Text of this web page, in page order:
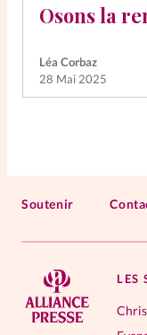
Osons la
Léa Corbaz
28 Mai 2025
Soutenir
LES